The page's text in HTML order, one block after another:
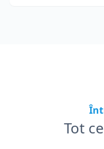
Tot